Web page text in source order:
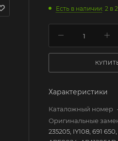
Есть в наличии: 2 в
Характеристики
Каталожный номер
Оригинальные
235205, IY108, 691